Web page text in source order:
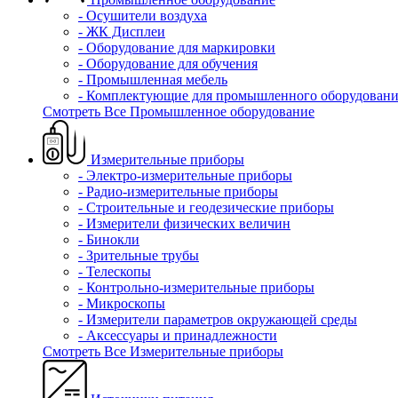
- Осушители воздуха
- ЖК Дисплеи
- Оборудование для маркировки
- Оборудование для обучения
- Промышленная мебель
- Комплектующие для промышленного
Смотреть Все Промышленное оборудование
Измерительные приборы
- Электро-измерительные приборы
- Радио-измерительные приборы
- Строительные и геодезические приборы
- Измерители физических величин
- Бинокли
- Зрительные трубы
- Телескопы
- Контрольно-измерительные приборы
- Микроскопы
- Измерители параметров окружающей среды
- Аксессуары и принадлежности
Смотреть Все Измерительные приборы